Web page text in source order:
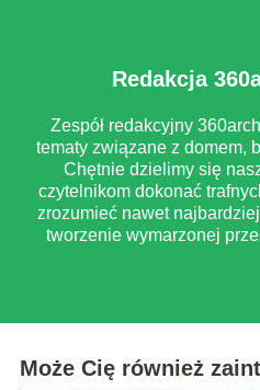
Redakcja
Zespół redakcyjny
tematy związane z domem,
Chętnie dzielimy się
czytelnikom dokonać
zrozumieć nawet
tworzenie wymarzonej
Może Cię również